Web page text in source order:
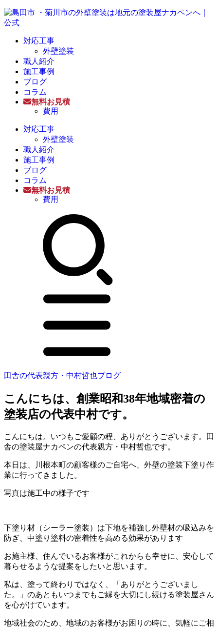
対応工事
外壁塗装
職人紹介
施工事例
ブログ
コラム
無料お見積
費用
対応工事
外壁塗装
職人紹介
施工事例
ブログ
コラム
無料お見積
費用
田舎の代表親方・中村哲也ブログ
こんにちは、創業昭和38年地域密着の
塗装店の代表中村です。
こんにちは。いつもご愛顧の程、ありがとうございます。田
舎の塗装屋ナカペンの代表親方・中村哲也です。
本日は、川根本町の顧客様のご自宅へ、外壁の塗装下塗り作
業に行ってきました。
写真は施工中の様子です
下塗り材（シーラー塗装）は下地を補強し外壁材の吸込みを
防ぎ、中塗り塗料の密着性を高める効果があります
お施主様、住んでいるお客様がこれからも幸せに、安心して
暮らせるような提案をしたいと思います。
私は、塗って終わりではなく、「ありがとうございまし
た。」のあともいつまでもご縁を大切にし続ける塗装屋さん
を心がけています。
地域社会のため、地域のお客様がお困りの時に、気軽にご相